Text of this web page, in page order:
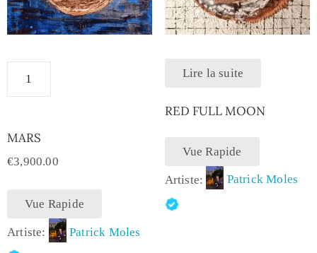
MARS
€3,900.00
Vue Rapide
Artiste: Patrick Moles
Lire la suite
RED FULL MOON
Vue Rapide
Artiste: Patrick Moles